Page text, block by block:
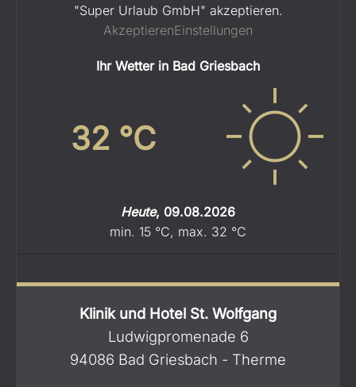
"Super Urlaub GmbH" akzeptieren.
AkzeptierenEinstellungen
Ihr Wetter in Bad Griesbach
32 °C
Heute, 09.08.2026
min. 15 °C, max. 32 °C
Klinik und Hotel St. Wolfgang
Ludwigpromenade 6
94086 Bad Griesbach - Therme